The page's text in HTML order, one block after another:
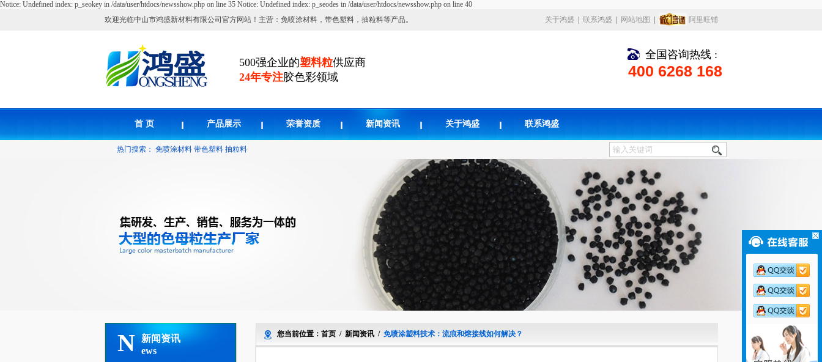
Notice: Undefined index: p_seokey in /data/user/htdocs/newsshow.php on line 35 Notice: Undefined index: p_seodes in /data/user/htdocs/newsshow.php on line 40
欢迎光临中山市鸿盛新材料有限公司官方网站！主营：免喷涂材料，带色塑料，抽粒料等产品。
关于鸿盛 联系鸿盛 网站地图 阿里旺铺
500强企业的塑料粒供应商
24年专注胶色彩领域
全国咨询热线 :
400 6268 168
首 页 产品展示 荣誉资质 新闻资讯 关于鸿盛 联系鸿盛
热门搜索： 免喷涂材料 带色塑料 抽粒料
N
新闻资讯
ews
您当前位置： 首页/ 新闻资讯/ 免喷涂塑料技术：流痕和熔接线如何解决？